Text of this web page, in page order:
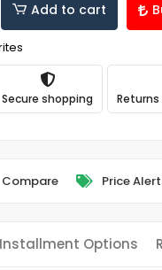
Add to cart
Secure shopping Returns
Compare Price Alert
Installment Options